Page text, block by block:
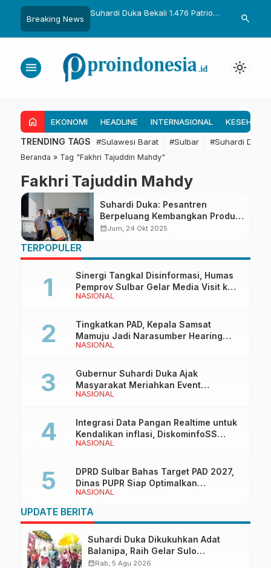
Breaking News
Gelar Sulo
Suhardi Duka Bekali 1.476 Patriot
Dasar Kebijakan Transmigrasi
Gubernur
untuk
search
menu light_mode
home EKONOMI HEADLINE INTERNASIONAL
TRENDING TAGS #Sulawesi Barat #Sulbar #Suhardi Duka
Beranda » Tag "Fakhri Tajuddin Mahdy"
Fakhri Tajuddin Mahdy
Suhardi Duka: Pesantren
Berpeluang Kembangkan Produk
Coklat Olahan
calendar_monthJum, 24 Okt 2025
TERPOPULER
NASIONAL
Sinergi Tangkal Disinformasi, Humas
Pemprov Sulbar Gelar Media Visit ke
Kantor Redaksi di Mamuju
NASIONAL
Tingkatkan PAD, Kepala Samsat
Mamuju Jadi Narasumber Hearing
Bersama Wakil Ketua I DPRD Sulbar
NASIONAL
Gubernur Suhardi Duka Ajak
Masyarakat Meriahkan Event
Manakarra Fair 2026
NASIONAL
Integrasi Data Pangan Realtime untuk
Kendalikan inflasi, DiskominfoSS
Sulbar Kembangkan Sistem SAPEDA
NASIONAL
DPRD Sulbar Bahas Target PAD 2027,
Dinas PUPR Siap Optimalkan
Pendapatan Daerah
UPDATE BERITA
Suhardi Duka Dikukuhkan Adat
Balanipa, Raih Gelar Sulo
Tappidena
calendar_monthRab, 5 Agu 2026